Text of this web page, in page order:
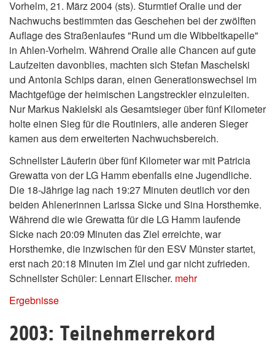
Vorhelm, 21. März 2004 (sts). Sturmtief Oralie und der
Nachwuchs bestimmten das Geschehen bei der zwölften
Auflage des Straßenlaufes "Rund um die Wibbeltkapelle"
in Ahlen-Vorhelm. Während Oralie alle Chancen auf gute
Laufzeiten davonblies, machten sich Stefan Maschelski
und Antonia Schips daran, einen Generationswechsel im
Machtgefüge der heimischen Langstreckler einzuleiten.
Nur Markus Nakielski als Gesamtsieger über fünf Kilometer
holte einen Sieg für die Routiniers, alle anderen Sieger
kamen aus dem erweiterten Nachwuchsbereich.
Schnellster Läuferin über fünf Kilometer war mit Patricia
Grewatta von der LG Hamm ebenfalls eine Jugendliche.
Die 18-Jährige lag nach 19:27 Minuten deutlich vor den
beiden Ahlenerinnen Larissa Sicke und Sina Horsthemke.
Während die wie Grewatta für die LG Hamm laufende
Sicke nach 20:09 Minuten das Ziel erreichte, war
Horsthemke, die inzwischen für den ESV Münster startet,
erst nach 20:18 Minuten im Ziel und gar nicht zufrieden.
Schnellster Schüler: Lennart Elischer. mehr
Ergebnisse
2003: Teilnehmerrekord